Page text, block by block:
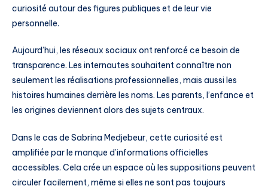
curiosité autour des figures publiques et de leur vie
personnelle.
Aujourd’hui, les réseaux sociaux ont renforcé ce besoin de
transparence. Les internautes souhaitent connaître non
seulement les réalisations professionnelles, mais aussi les
histoires humaines derrière les noms. Les parents, l’enfance et
les origines deviennent alors des sujets centraux.
Dans le cas de Sabrina Medjebeur, cette curiosité est
amplifiée par le manque d’informations officielles
accessibles. Cela crée un espace où les suppositions peuvent
circuler facilement, même si elles ne sont pas toujours